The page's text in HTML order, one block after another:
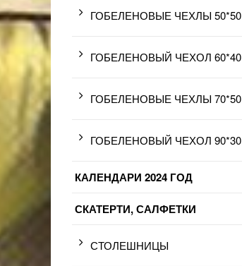
ГОБЕЛЕНОВЫЕ ЧЕХЛЫ 50*50
ГОБЕЛЕНОВЫЙ ЧЕХОЛ 60*40
ГОБЕЛЕНОВЫЕ ЧЕХЛЫ 70*50
ГОБЕЛЕНОВЫЙ ЧЕХОЛ 90*30
КАЛЕНДАРИ 2024 ГОД
СКАТЕРТИ, САЛФЕТКИ
СТОЛЕШНИЦЫ